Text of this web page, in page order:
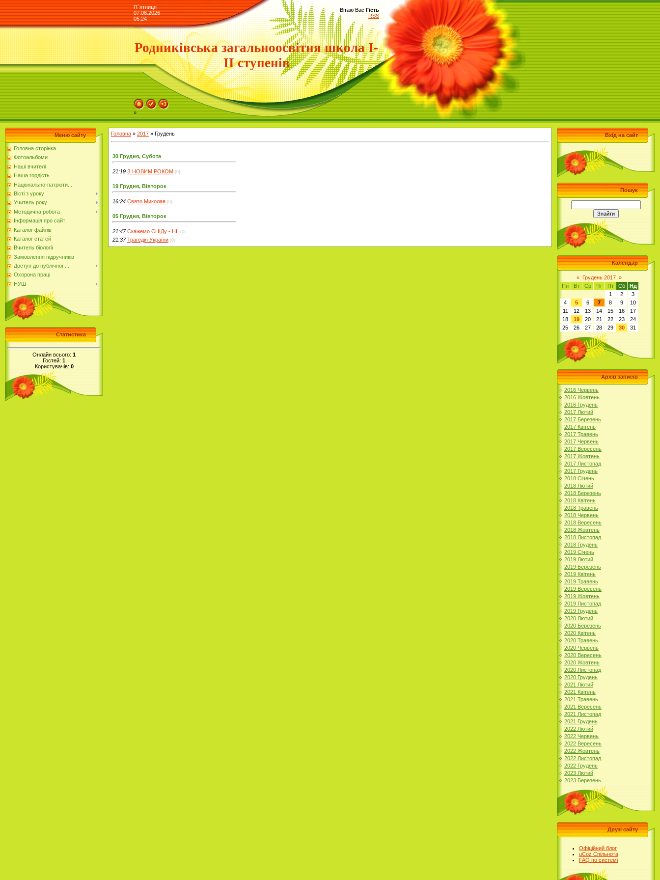
П`ятниця
07.08.2026
05:24
Вітаю Вас Гість
RSS
Родниківська загальноосвітня школа І-
ІІ ступенів
»
Меню сайту
Головна сторінка
Фотоальбоми
Наші вчителі
Наша гордість
Національно-патріоти...
Вісті з уроку
Учитель року
Методична робота
Інформація про сайт
Каталог файлів
Каталог статей
Вчитель біології
Замовлення підручників
Доступ до публічної ...
Охорона праці
НУШ
Статистика
Онлайн всього: 1
Гостей: 1
Користувачів: 0
Головна » 2017 » Грудень
30 Грудня, Субота
21:19 З НОВИМ РОКОМ (0)
19 Грудня, Вівторок
16:24 Свято Миколая (0)
05 Грудня, Вівторок
21:47 Скажемо СНІДу - НІ! (0)
21:37 Трагедія України (0)
Вхід на сайт
Пошук
Календар
« Грудень 2017 »
Пн
Вт Ср Чт Пт Сб
Нд
1
2
3
4
5 6 7 8 9
10
11
12 13 14 15 16
17
18
19 20 21 22 23
24
25
26 27 28 29 30 31
Архів записів
2016 Червень
2016 Жовтень
2016 Грудень
2017 Лютий
2017 Березень
2017 Квітень
2017 Травень
2017 Червень
2017 Вересень
2017 Жовтень
2017 Листопад
2017 Грудень
2018 Січень
2018 Лютий
2018 Березень
2018 Квітень
2018 Травень
2018 Червень
2018 Вересень
2018 Жовтень
2018 Листопад
2018 Грудень
2019 Січень
2019 Лютий
2019 Березень
2019 Квітень
2019 Травень
2019 Вересень
2019 Жовтень
2019 Листопад
2019 Грудень
2020 Лютий
2020 Березень
2020 Квітень
2020 Травень
2020 Червень
2020 Вересень
2020 Жовтень
2020 Листопад
2020 Грудень
2021 Лютий
2021 Квітень
2021 Травень
2021 Вересень
2021 Листопад
2021 Грудень
2022 Лютий
2022 Червень
2022 Вересень
2022 Жовтень
2022 Листопад
2022 Грудень
2023 Лютий
2023 Березень
Друзі сайту
Офіційний блог
uCoz Спільнота
FAQ по системі